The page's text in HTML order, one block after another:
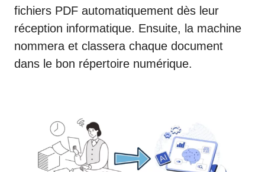
fichiers PDF automatiquement dès leur
réception informatique. Ensuite, la machine
nommera et classera chaque document
dans le bon répertoire numérique.